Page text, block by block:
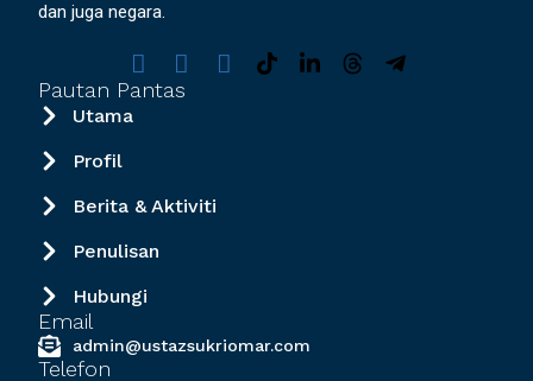
dan juga negara.
Pautan Pantas
Utama
Profil
Berita & Aktiviti
Penulisan
Hubungi
Email
admin@ustazsukriomar.com
Telefon